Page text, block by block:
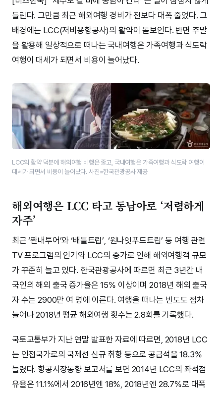
들린다. 그만큼 최근 해외여행 경비가 전보다 대폭 줄었다. 그
배경에는 LCC(저비용항공사)의 활약이 돋보인다. 반면 주말
을 활용해 일상적으로 떠나는 국내여행은 가족여행과 식도락
여행이 대세가 되면서 비용이 늘어났다.
LCC의 활약 덕분에 해외여행 비행은 줄고, 국내여행은 가족여행과 식도락 여행이
대세가 되면서 비용이 늘어났다. 사진=한국관광공사 제공
해외여행은 LCC 타고 동남아로 ‘저렴하게
자주’
최근 ‘짠내투어’와 ‘배틀트립’, ‘원나잇푸드트립’ 등 여행 관련
TV 프로그램의 인기와 LCC의 증가로 인해 해외여행객 규모
가 꾸준히 늘고 있다. 한국관광공사에 따르면 최근 3년간 내
국인의 해외 출국 증가율은 15% 이상이며 2018년 해외 출국
자 수는 2900만 여 명에 이른다. 여행을 떠나는 빈도도 점차
늘어나 2018년 평균 해외여행 횟수는 2.8회를 기록했다.
국토교통부가 지난 연말 발표한 자료에 따르면, 2018년 LCC
는 인접국가로의 국제선 신규 취항 등으로 공급석을 18.3%
늘렸다. 항공시장동향 보고서를 보면 2014년 LCC의 좌석점
유율은 11.1%에서 2016년엔 18%, 2018년엔 28.7%로 대폭